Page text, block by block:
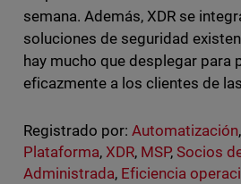
semana. Además, XDR se
soluciones de seguridad
hay mucho que desplegar para
eficazmente a los clientes de
Registrado por: Automatización,
Plataforma, XDR, MSP, Socios
Administrada, Eficiencia